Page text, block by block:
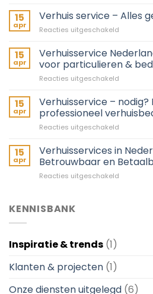
–
Veilig
uw
piano
15
apr
Verhuis service – Alles
Reacties uitgeschakeld
service
–
Alles
A
tot
15
apr
Verhuisservice
voor particulieren &
Reacties uitgeschakeld
Nederland
–
Landelijke
&
15
apr
Verhuisservice – nodig?
professioneel
Reacties uitgeschakeld
–
nodig?
Kies
15
apr
Verhuisservices in
Betrouwbaar en
Reacties uitgeschakeld
KENNISBANK
Inspiratie & trends (1)
Klanten & projecten (1)
Onze diensten uitgelegd (6)